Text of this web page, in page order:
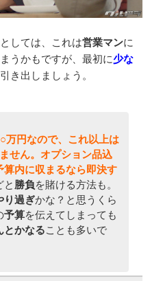
しては、これは営業マンに
うかもですが、最初に少な
き出しましょう。
万円なので、これ以上は
せん。オプション品込
算内に収まるなら即決す
と 勝負を賭ける方法も。
り過ぎかな？と思うくら
予算を伝えてしまっても
とかなることも多いで